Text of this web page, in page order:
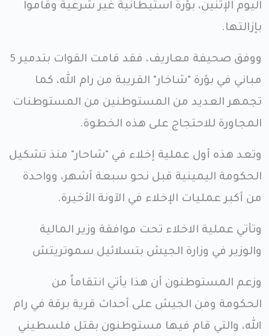
اليوم الإثنين، بؤرة استيطانية غير شرعية وقاموا
بإزالتها.
ووفق صحيفة معاريف، فقد قامت القوات بتدمير 5
مباني في بؤرة "شاخار" القريبة من رام الله، كما
تجمهر العديد من المستوطنين من المستوطنات
المجاورة للاحتجاج على هذه الخطوة.
وتعد هذه أول عملية إخلاء في "شاحار" منذ تشكيل
الحكومة اليمينية قبل نحو سبعة أشهر، وواحدة
من أكبر عمليات الإخلاء في الآونة الأخيرة.
وتأتي عملية الاخلاء تحت موافقة وزير المالية
والوزير في وزارة الجيش بتسلائيل سموتريتش
وزعم المستوطنون أن هذا يأتي انتقاماً من
الحكومة ومن الجيش على أحداث قرية برقة في رام
الله، والتي قام فيها مستوطنون بقتل فلسطيني